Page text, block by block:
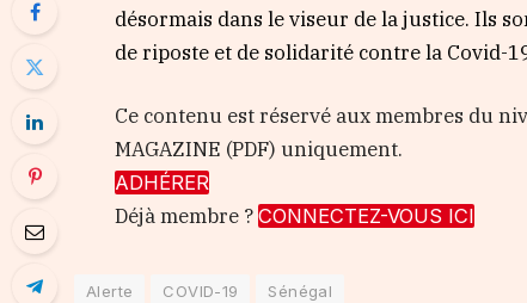
désormais dans le viseur de la justice. Ils
de riposte et de solidarité contre la Covid-
Ce contenu est réservé aux membres du
MAGAZINE (PDF) uniquement.
ADHÉRER
Déjà membre ?CONNECTEZ-VOUS ICI
Alerte COVID-19 Sénégal